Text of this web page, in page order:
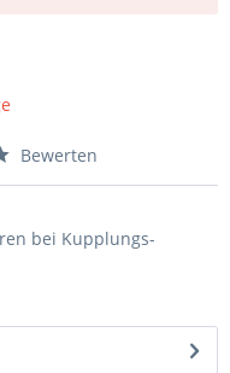
Bewerten
bei Kupplungs-